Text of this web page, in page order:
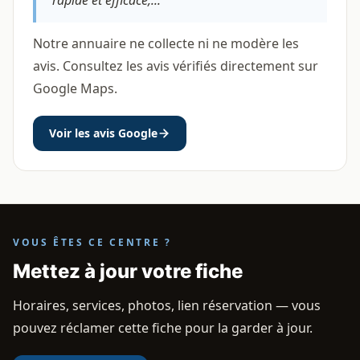
Notre annuaire ne collecte ni ne modère les
avis. Consultez les avis vérifiés directement sur
Google Maps.
Voir les avis Google
VOUS ÊTES CE CENTRE ?
Mettez à jour votre fiche
Horaires, services, photos, lien réservation — vous
pouvez réclamer cette fiche pour la garder à jour.